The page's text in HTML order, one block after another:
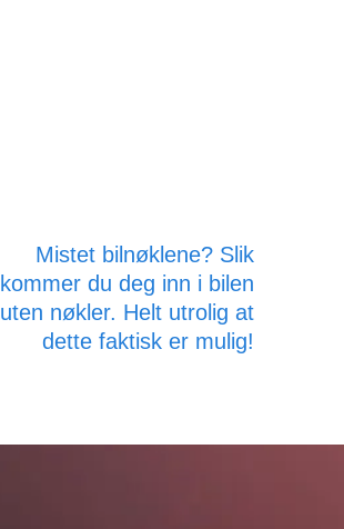
Mistet bilnøklene? Slik
kommer du deg inn i bilen
uten nøkler. Helt utrolig at
dette faktisk er mulig!